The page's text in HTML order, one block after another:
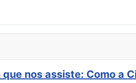
nos assiste: Como a